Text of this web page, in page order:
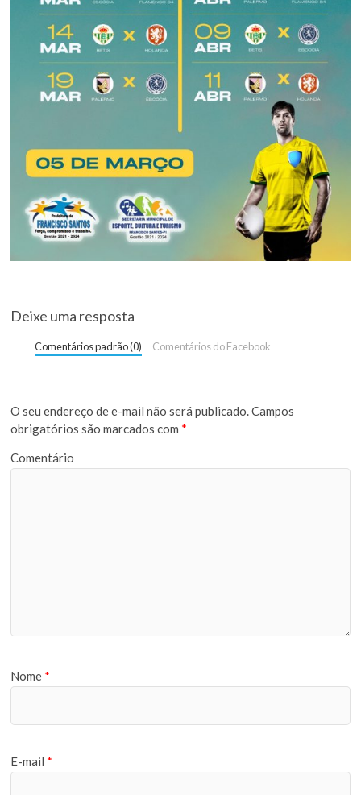
Deixe uma resposta
Comentários padrão (0) Comentários do Facebook
O seu endereço de e-mail não será publicado.Campos
obrigatórios são marcados com *
Comentário
Nome *
E-mail *